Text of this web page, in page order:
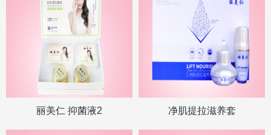
丽美仁 抑菌液2 净肌提拉滋养套